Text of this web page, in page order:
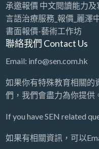
承邀報價 中文閱讀能力
言語治療服務_報價_麗澤
書面報價-藝術工作坊
聯絡我們 Contact Us
Email: info@sen.com.hk
如果你有特殊教育相關的
們，我們會盡力為你提供
If you have SEN related
如果有相關資訊，可以